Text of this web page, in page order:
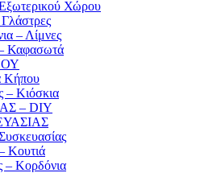
Χώρου
– Λίμνες
Καφασωτά
Κήπου
– Κιόσκια
– DIY
Κουτιά
– Κορδόνια